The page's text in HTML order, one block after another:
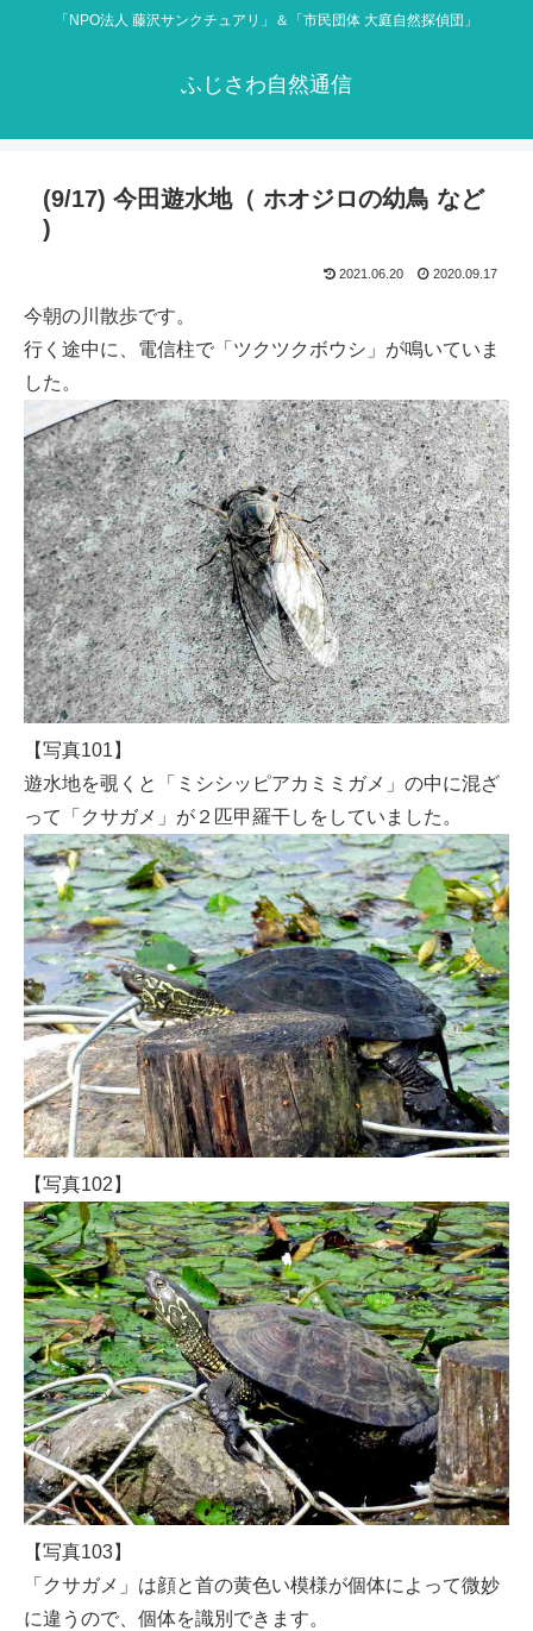
「NPO法人 藤沢サンクチュアリ」＆「市民団体 大庭自然探偵団」
ふじさわ自然通信
(9/17) 今田遊水地（ ホオジロの幼鳥 など
)
2021.06.20 2020.09.17
今朝の川散歩です。
行く途中に、電信柱で「ツクツクボウシ」が鳴いていま
した。
【写真101】
遊水地を覗くと「ミシシッピアカミミガメ」の中に混ざ
って「クサガメ」が２匹甲羅干しをしていました。
【写真102】
【写真103】
「クサガメ」は顔と首の黄色い模様が個体によって微妙
に違うので、個体を識別できます。